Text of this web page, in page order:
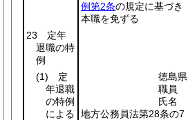
例第2条の規定に基づき
本職を免ずる
23 定年
退職の特
例
(1) 定
年退職
の特例
による
徳島県
職員
氏名
地方公務員法第28条の7